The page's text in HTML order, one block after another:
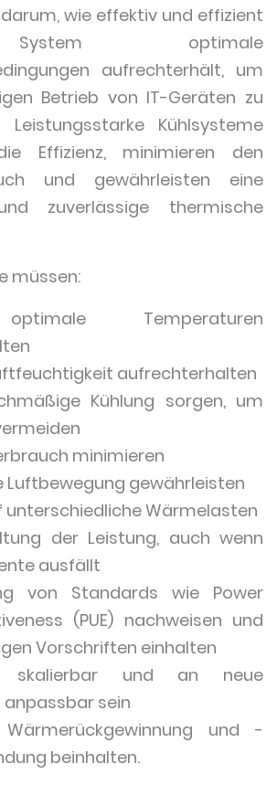
wie effektiv und effizient
optimale
aufrechterhält, um
Betrieb von IT-Geräten zu
Leistungsstarke Kühlsysteme
Effizienz, minimieren den
und gewährleisten eine
zuverlässige thermische
müssen:
Temperaturen
aufrechterhalten
Kühlung sorgen, um
minimieren
Luftbewegung gewährleisten
unterschiedliche Wärmelasten
der Leistung, auch wenn
ausfällt
von Standards wie Power
(PUE) nachweisen und
Vorschriften einhalten
skalierbar und an neue
sein
und -
beinhalten.